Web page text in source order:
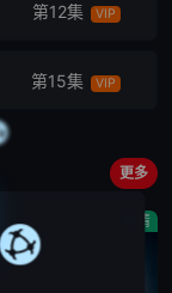
第12集 VIP
第15集 VIP
更多
剧情